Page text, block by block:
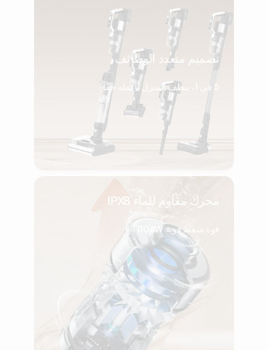
تصميم متعدد الوظائف
5 في 1، ينظف المنزل بأكمله حقًا
محرك مقاوم للماء IPX8
قوة شفط قوية 110AW